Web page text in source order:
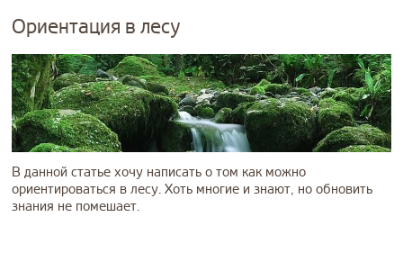
Ориентация в лесу
В данной статье хочу написать о том как можно
ориентироваться в лесу. Хоть многие и знают, но обновить
знания не помешает.